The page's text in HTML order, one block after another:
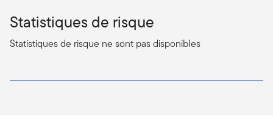
Statistiques de risque
Statistiques de risque ne sont pas disponibles